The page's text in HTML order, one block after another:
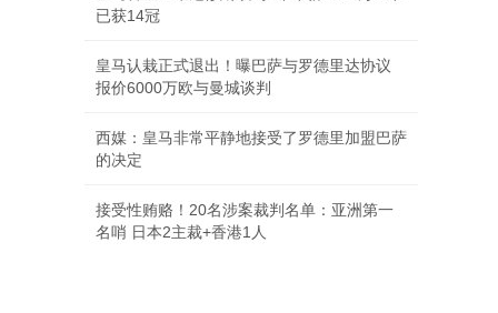
已获14冠
皇马认栽正式退出！曝巴萨与罗德里达协议
报价6000万欧与曼城谈判
西媒：皇马非常平静地接受了罗德里加盟巴萨
的决定
接受性贿赂！20名涉案裁判名单：亚洲第一
名哨 日本2主裁+香港1人